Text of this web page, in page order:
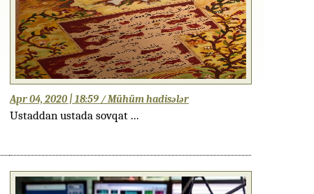
Apr 04, 2020 | 18:59 / Mühüm hadisələr
Ustaddan ustada sovqat ...